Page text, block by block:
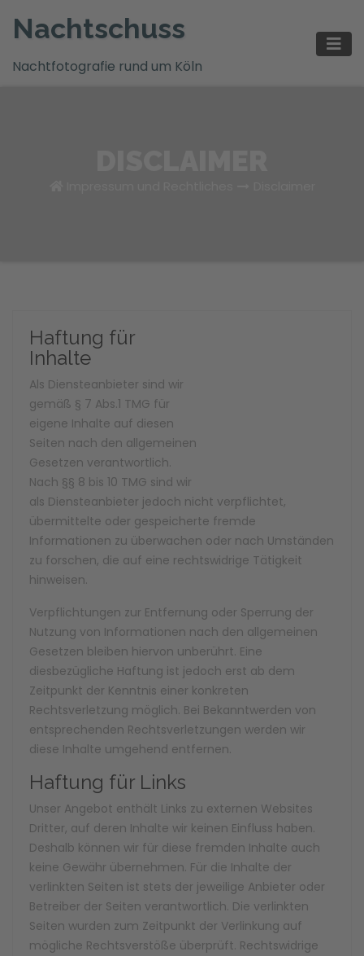
InhaltNachtschuss
Nachtfotografie rund um Köln
Haftung für
Inhalte
Als Diensteanbieter sind wir
gemäß § 7 Abs.1 TMG für
eigene Inhalte auf diesen
Seiten nach den allgemeinen
Gesetzen verantwortlich.
Nach §§ 8 bis 10 TMG sind wir
als Diensteanbieter jedoch nicht verpflichtet,
übermittelte oder gespeicherte fremde
Informationen zu überwachen oder nach Umständen
zu forschen, die auf eine rechtswidrige Tätigkeit
hinweisen.
Verpflichtungen zur Entfernung oder Sperrung der
Nutzung von Informationen nach den allgemeinen
Gesetzen bleiben hiervon unberührt. Eine
diesbezügliche Haftung ist jedoch erst ab dem
Zeitpunkt der Kenntnis einer konkreten
Rechtsverletzung möglich. Bei Bekanntwerden von
entsprechenden Rechtsverletzungen werden wir
diese Inhalte umgehend entfernen.
Haftung für Links
Unser Angebot enthält Links zu externen Websites
Dritter, auf deren Inhalte wir keinen Einfluss haben.
Deshalb können wir für diese fremden Inhalte auch
keine Gewähr übernehmen. Für die Inhalte der
verlinkten Seiten ist stets der jeweilige Anbieter oder
Betreiber der Seiten verantwortlich. Die verlinkten
Seiten wurden zum Zeitpunkt der Verlinkung auf
mögliche Rechtsverstöße überprüft. Rechtswidrige